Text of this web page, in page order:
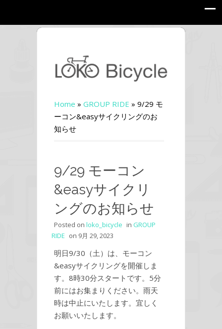
Home » GROUP RIDE » 9/29 モ
ーコン&easyサイクリングのお
知らせ
9/29 モーコン
&easyサイクリ
ングのお知らせ
Posted on loko_bicycle in GROUP
RIDE on 9月 29, 2023
明日9/30（土）は、モーコン
&easyサイクリングを開催しま
す。8時30分スタートです。5分
前にはお集まりください。雨天
時は中止にいたします。宜しく
お願いいたします。